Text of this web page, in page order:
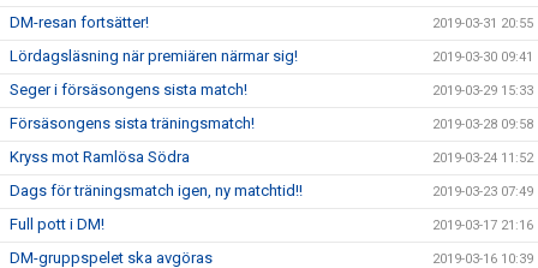
DM-resan fortsätter! 2019-03-31 20:55
Lördagsläsning när premiären närmar sig! 2019-03-30 09:41
Seger i försäsongens sista match! 2019-03-29 15:33
Försäsongens sista träningsmatch! 2019-03-28 09:58
Kryss mot Ramlösa Södra 2019-03-24 11:52
Dags för träningsmatch igen, ny matchtid!! 2019-03-23 07:49
Full pott i DM! 2019-03-17 21:16
DM-gruppspelet ska avgöras 2019-03-16 10:39